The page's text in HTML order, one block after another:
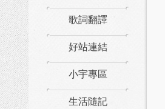
歌詞翻譯
好站連結
小宇專區
生活隨記